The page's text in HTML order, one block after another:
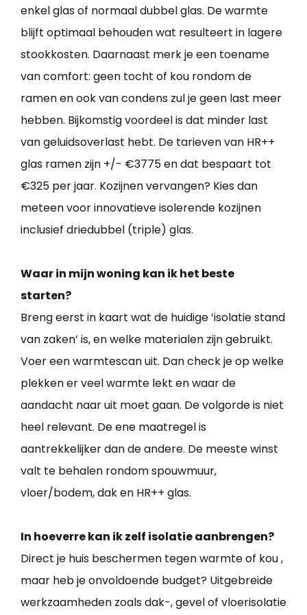
enkel glas of normaal dubbel glas. De warmte
blijft optimaal behouden wat resulteert in lagere
stookkosten. Daarnaast merk je een toename
van comfort: geen tocht of kou rondom de
ramen en ook van condens zul je geen last meer
hebben. Bijkomstig voordeel is dat minder last
van geluidsoverlast hebt. De tarieven van HR++
glas ramen zijn +/- €3775 en dat bespaart tot
€325 per jaar. Kozijnen vervangen? Kies dan
meteen voor innovatieve isolerende kozijnen
inclusief driedubbel (triple) glas.
Waar in mijn woning kan ik het beste
starten?
Breng eerst in kaart wat de huidige ‘isolatie stand
van zaken’ is, en welke materialen zijn gebruikt.
Voer een warmtescan uit. Dan check je op welke
plekken er veel warmte lekt en waar de
aandacht naar uit moet gaan. De volgorde is niet
heel relevant. De ene maatregel is
aantrekkelijker dan de andere. De meeste winst
valt te behalen rondom spouwmuur,
vloer/bodem, dak en HR++ glas.
In hoeverre kan ik zelf isolatie aanbrengen?
Direct je huis beschermen tegen warmte of kou ,
maar heb je onvoldoende budget? Uitgebreide
werkzaamheden zoals dak-, gevel of vloerisolatie